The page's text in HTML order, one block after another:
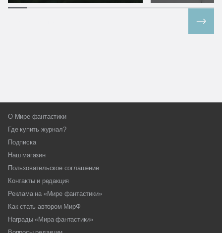
О Мире фантастики
Где купить журнал?
Подписка
Наш магазин
Пользовательское соглашение
Контакты и редакция
Реклама на «Мире фантастики»
Как стать автором МирФ
Награды «Мира фантастики»